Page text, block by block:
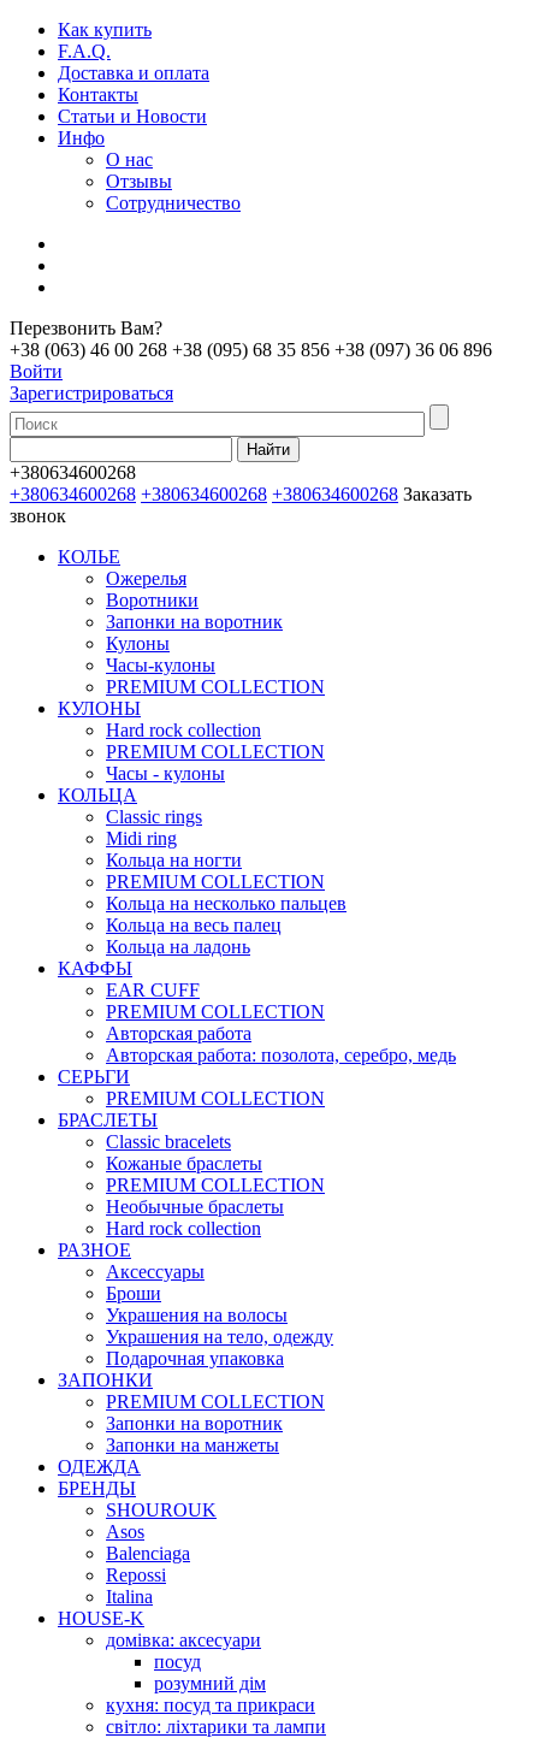
Как купить
F.A.Q.
Доставка и оплата
Контакты
Статьи и Новости
Инфо
О нас
Отзывы
Сотрудничество
Перезвонить Вам?
+38 (063) 46 00 268 +38 (095) 68 35 856 +38 (097) 36 06 896
Войти
Зарегистрироваться
+380634600268
+380634600268 +380634600268 +380634600268 Заказать
звонок
КОЛЬЕ
Ожерелья
Воротники
Запонки на воротник
Кулоны
Часы-кулоны
PREMIUM COLLECTION
КУЛОНЫ
Hard rock collection
PREMIUM COLLECTION
Часы - кулоны
КОЛЬЦА
Classic rings
Midi ring
Кольца на ногти
PREMIUM COLLECTION
Кольца на несколько пальцев
Кольца на весь палец
Кольца на ладонь
КАФФЫ
EAR CUFF
PREMIUM COLLECTION
Авторская работа
Авторская работа: позолота, серебро, медь
СЕРЬГИ
PREMIUM COLLECTION
БРАСЛЕТЫ
Classic bracelets
Кожаные браслеты
PREMIUM COLLECTION
Необычные браслеты
Hard rock collection
РАЗНОЕ
Аксессуары
Броши
Украшения на волосы
Украшения на тело, одежду
Подарочная упаковка
ЗАПОНКИ
PREMIUM COLLECTION
Запонки на воротник
Запонки на манжеты
ОДЕЖДА
БРЕНДЫ
SHOUROUK
Asos
Balenciaga
Repossi
Italina
HOUSE-K
домівка: аксесуари
посуд
розумний дім
кухня: посуд та прикраси
світло: ліхтарики та лампи